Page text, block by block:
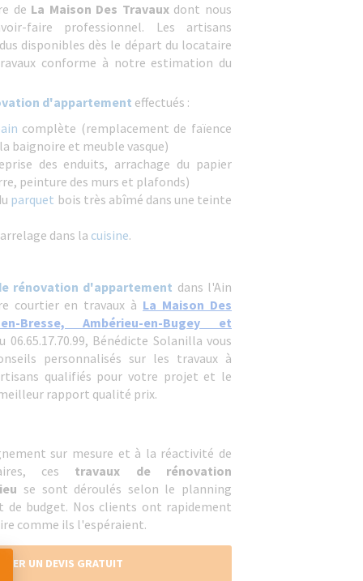
de La Maison Des Travauxdont nous
faire professionnel. Les artisans
disponibles dès le départ du locataire
conforme à notre estimation du
d'appartement effectués :
complète (remplacement de faïence
baignoire et meuble vasque)
des enduits, arrachage du papier
peinture des murs et plafonds)
parquet bois très abîmé dans une teinte
dans la cuisine.
rénovation d'appartement dans l'Ain
courtier en travaux à La Maison Des
Bresse, Ambérieu-en-Bugey et
06.65.17.70.99, Bénédicte Solanilla vous
personnalisés sur les travaux à
qualifiés pour votre projet et le
rapport qualité prix.
sur mesure et à la réactivité de
ces travaux de rénovation
se sont déroulés selon le planning
de budget. Nos clients ont rapidement
comme ils l'espéraient.
UN DEVIS GRATUIT